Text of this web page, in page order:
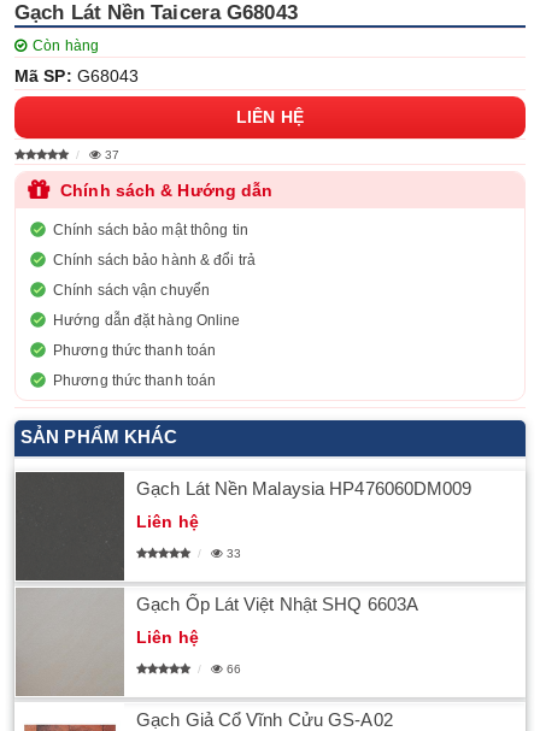
Gạch Lát Nền Taicera G68043
Còn hàng
Mã SP: G68043
LIÊN HỆ
37
Chính sách & Hướng dẫn
Chính sách bảo mật thông tin
Chính sách bảo hành & đổi trả
Chính sách vận chuyển
Hướng dẫn đặt hàng Online
Phương thức thanh toán
Phương thức thanh toán
SẢN PHẨM KHÁC
Gạch Lát Nền Malaysia HP476060DM009
Liên hệ
33
Gạch Ốp Lát Việt Nhật SHQ 6603A
Liên hệ
66
Gạch Giả Cổ Vĩnh Cửu GS-A02